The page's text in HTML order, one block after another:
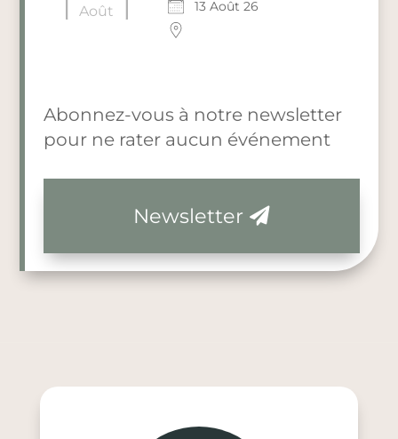
Août
13 Août 26
Abonnez-vous à notre newsletter
pour ne rater aucun événement
Newsletter